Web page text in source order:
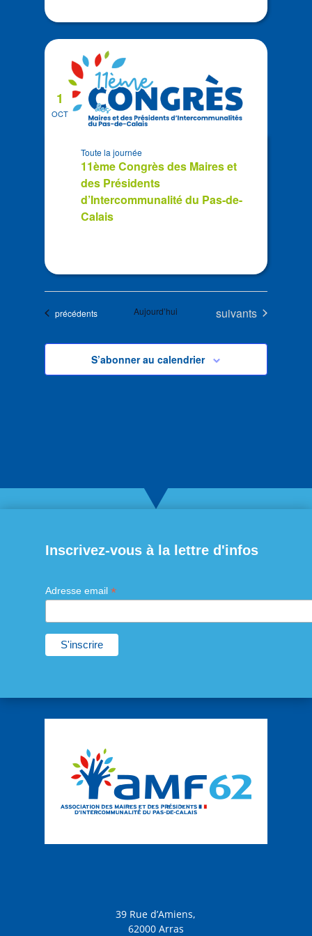
OCT
1
11ème Congrès des Maires et
des Présidents
d’Intercommunalité du Pas-de-
Calais
Toute la journée
Évènements
précédents Aujourd’hui Évènements
suivants
S’abonner au calendrier
Inscrivez-vous à la lettre d'infos
Adresse email *
39 Rue d’Amiens,
62000 Arras